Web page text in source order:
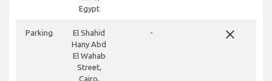
Egypt
Parking
El Shahid
Hany Abd
El Wahab
Street,
Cairo,
- close